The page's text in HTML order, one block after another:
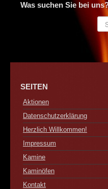
Was suchen Sie bei
SEITEN
Aktionen
Datenschutzerklärung
Herzlich Willkommen!
Impressum
Kamine
Kaminöfen
Kontakt